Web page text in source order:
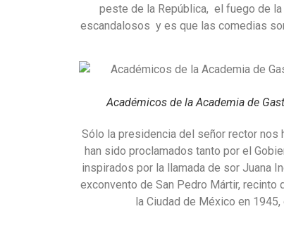
peste de la República, el fuego de
escandalosos y es que las comedias
Académicos de la Academia de
Sólo la presidencia del señor rector nos
han sido proclamados tanto por el
inspirados por la llamada de sor Juana
exconvento de San Pedro Mártir,
la Ciudad de México en